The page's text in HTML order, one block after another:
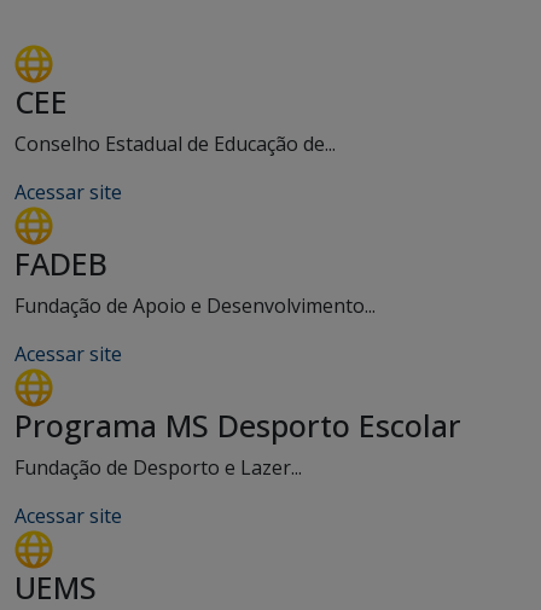
CEE
Conselho Estadual de Educação de...
Acessar site
FADEB
Fundação de Apoio e Desenvolvimento...
Acessar site
Programa MS Desporto Escolar
Fundação de Desporto e Lazer...
Acessar site
UEMS